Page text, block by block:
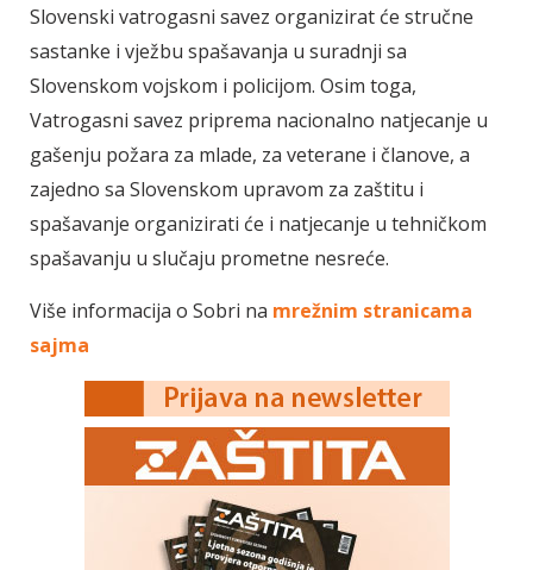
Slovenski vatrogasni savez organizirat će stručne
sastanke i vježbu spašavanja u suradnji sa
Slovenskom vojskom i policijom. Osim toga,
Vatrogasni savez priprema nacionalno natjecanje u
gašenju požara za mlade, za veterane i članove, a
zajedno sa Slovenskom upravom za zaštitu i
spašavanje organizirati će i natjecanje u tehničkom
spašavanju u slučaju prometne nesreće.
Više informacija o Sobri na mrežnim stranicama
sajma